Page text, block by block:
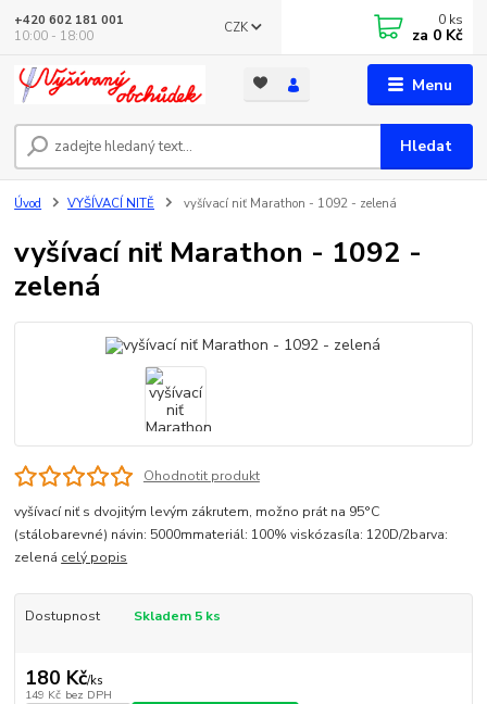
Menu
CZK
Hledat
+420 602 181 001
10:00 - 18:00
0 ks
za 0 Kč
Úvod VYŠÍVACÍ NITĚ vyšívací niť Marathon - 1092 - zelená
vyšívací niť Marathon - 1092 -
zelená
Ohodnotit produkt
vyšívací niť s dvojitým levým zákrutem, možno prát na 95°C
(stálobarevné) návin: 5000mmateriál: 100% viskózasíla: 120D/2barva:
zelená celý popis
Dostupnost Skladem 5 ks
180 Kč/ks
149 Kč bez DPH